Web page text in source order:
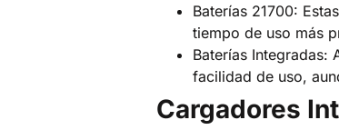
Baterías 21700:
tiempo de uso más
Baterías Integradas:
facilidad de uso,
Cargadores